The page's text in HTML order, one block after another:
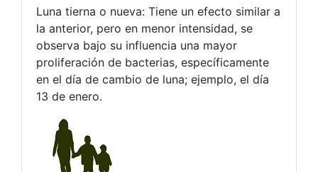
Luna tierna o nueva: Tiene un efecto similar a
la anterior, pero en menor intensidad, se
observa bajo su influencia una mayor
proliferación de bacterias, específicamente
en el día de cambio de luna; ejemplo, el día
13 de enero.